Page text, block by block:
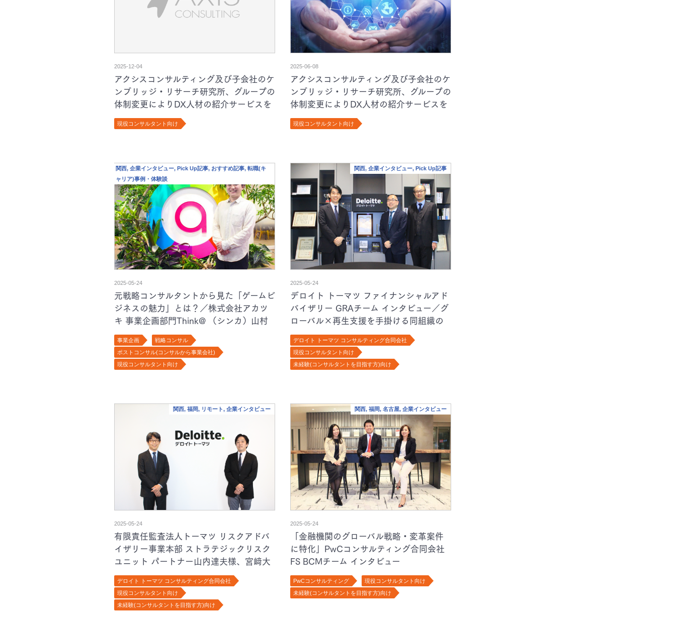
2025-12-04
アクシスコンサルティング及び子会社のケ
ンブリッジ・リサーチ研究所、グループの
体制変更によりDX人材の紹介サービスを
強化
現役コンサルタント向け
2025-06-08
アクシスコンサルティング及び子会社のケ
ンブリッジ・リサーチ研究所、グループの
体制変更によりDX人材の紹介サービスを
強化
現役コンサルタント向け
関西, 企業インタビュー, Pick Up記事, おすすめ記事, 転職(キ
ャリア)事例・体験談
2025-05-24
元戦略コンサルタントから見た「ゲームビ
ジネスの魅力」とは？／株式会社アカツ
キ 事業企画部門Think@ （シンカ）山村
龍太様インタビュー
事業企画
戦略コンサル
ポストコンサル(コンサルから事業会社)
現役コンサルタント向け
関西, 企業インタビュー, Pick Up記事
2025-05-24
デロイト トーマツ ファイナンシャルアド
バイザリー GRAチーム インタビュー／グ
ローバル×再生支援を手掛ける同組織の
特徴や、同領域のトレンドに迫る
デロイト トーマツ コンサルティング合同会社
現役コンサルタント向け
未経験(コンサルタントを目指す方)向け
関西, 福岡, リモート, 企業インタビュー
2025-05-24
有限責任監査法人トーマツ リスクアドバ
イザリー事業本部 ストラテジックリスク
ユニット パートナー山内達夫様、宮﨑大
様インタビュー／経営戦略上のリスクア
ドバイザリーに特化した同組織の特徴と
強みに迫る
デロイト トーマツ コンサルティング合同会社
現役コンサルタント向け
未経験(コンサルタントを目指す方)向け
関西, 福岡, 名古屋, 企業インタビュー
2025-05-24
「金融機関のグローバル戦略・変革案件
に特化」PwCコンサルティング合同会社
FS BCMチーム インタビュー
PwCコンサルティング
現役コンサルタント向け
未経験(コンサルタントを目指す方)向け